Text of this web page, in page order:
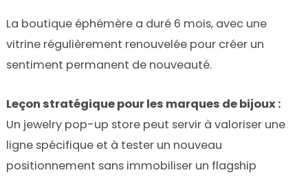
La boutique éphémère a duré 6 mois, avec une
vitrine régulièrement renouvelée pour créer un
sentiment permanent de nouveauté.
Leçon stratégique pour les marques de bijoux :
Un jewelry pop-up store peut servir à valoriser une
ligne spécifique et à tester un nouveau
positionnement sans immobiliser un flagship